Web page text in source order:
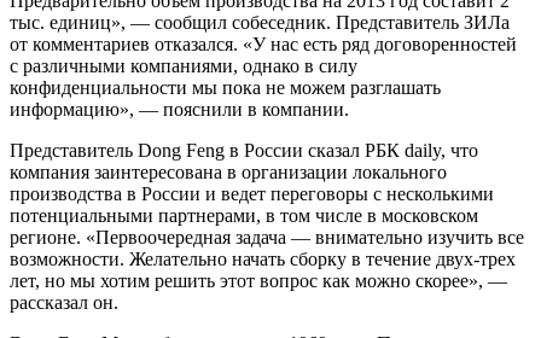
тыс. единиц», — сообщил собеседник. Представитель ЗИЛа
от комментариев отказался. «У нас есть ряд договоренно­стей
с различными компаниями, однако в силу
конфиденциальности мы пока не можем разглашать
информацию», — пояснили в компании.
Представитель Dong Feng в России сказал РБК daily, что
компания заинтересована в организации локального
производства в России и ведет переговоры с несколькими
потенциальными партнерами, в том числе в московском
регионе. «Первоочередная задача — внимательно изучить все
возможности. Желательно начать сборку в течение двух-трех
лет, но мы хотим решить этот вопрос как можно скорее», —
рассказал он.